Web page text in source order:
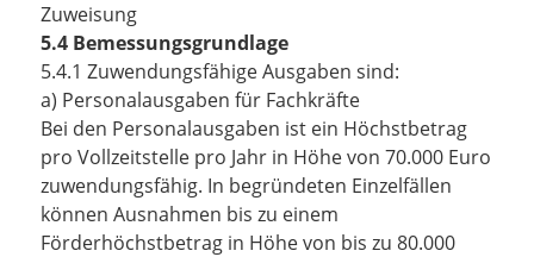
Zuweisung
5.4 Bemessungsgrundlage
5.4.1 Zuwendungsfähige Ausgaben sind:
a) Personalausgaben für Fachkräfte
Bei den Personalausgaben ist ein Höchstbetrag
pro Vollzeitstelle pro Jahr in Höhe von 70.000 Euro
zuwendungsfähig. In begründeten Einzelfällen
können Ausnahmen bis zu einem
Förderhöchstbetrag in Höhe von bis zu 80.000